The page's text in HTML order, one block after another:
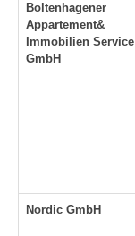
Boltenhagener
Appartement&
Immobilien Service
GmbH
Nordic GmbH